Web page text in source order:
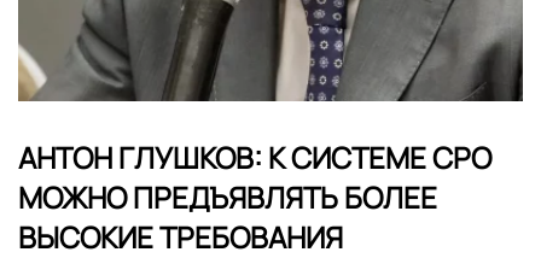
АНТОН ГЛУШКОВ: К СИСТЕМЕ СРО
МОЖНО ПРЕДЪЯВЛЯТЬ БОЛЕЕ
ВЫСОКИЕ ТРЕБОВАНИЯ